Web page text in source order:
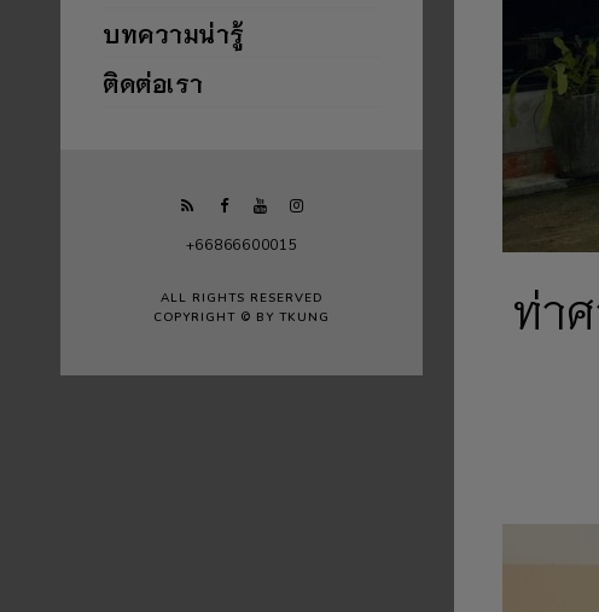
บทความน่ารู้
ติดต่อเรา
+66866600015
ALL RIGHTS RESERVED
COPYRIGHT © BY TKUNG
ท่า